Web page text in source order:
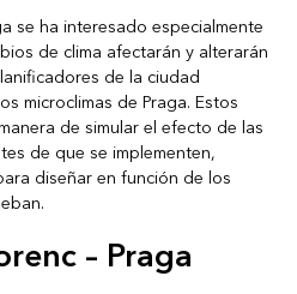
se ha interesado especialmente
de clima afectarán y alterarán
de la ciudad
microclimas de Praga. Estos
de simular el efecto de las
de que se implementen,
diseñar en función de los
– Praga